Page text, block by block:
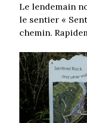
Le lendemain
le sentier «
chemin.